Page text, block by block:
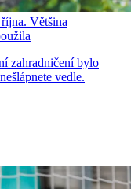
Většina
zahradničení bylo
vedle.